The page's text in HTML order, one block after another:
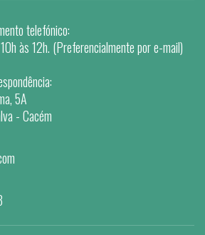
telefónico:
às 12h. (Preferencialmente por e-mail)
5A
- Cacém